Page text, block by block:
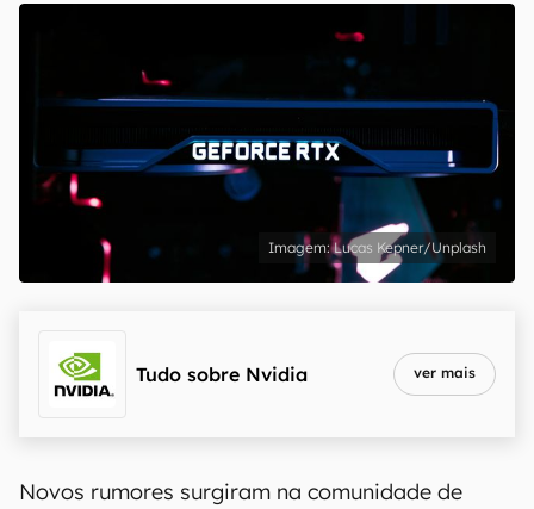
Lucas Kepner/Unplash
Tudo sobre Nvidia ver mais
Novos rumores surgiram na comunidade de